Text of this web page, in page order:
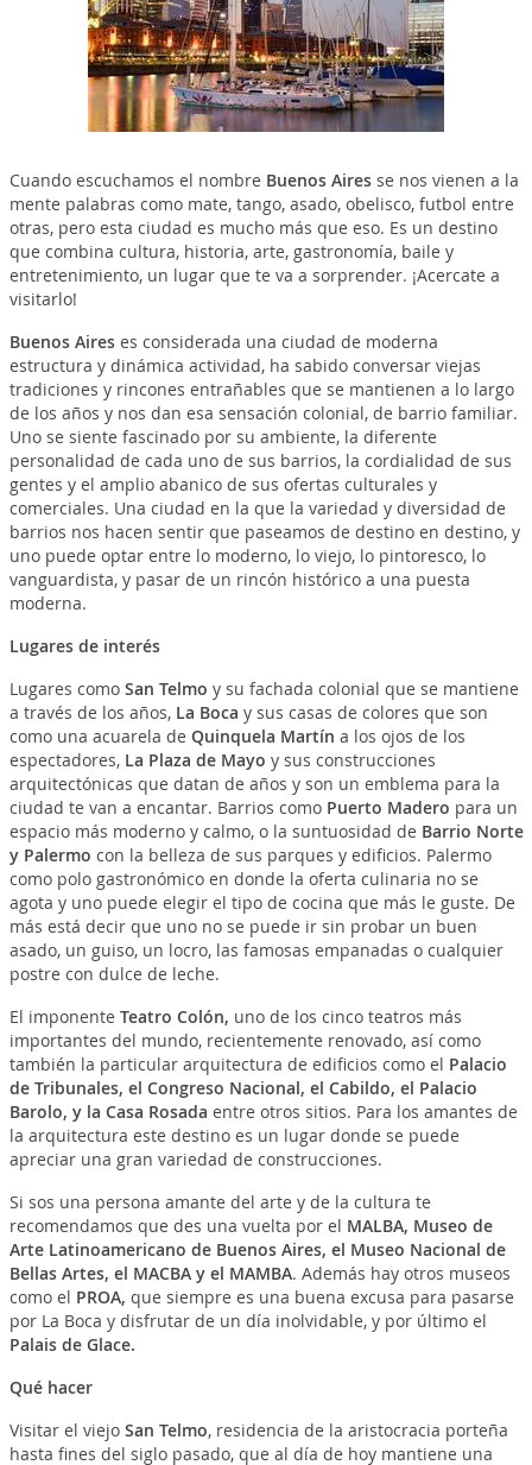
Cuando escuchamos el nombre Buenos Airesse nos vienen a la
mente palabras como mate, tango, asado, obelisco, futbol entre
otras, pero esta ciudad es mucho más que eso. Es un destino
que combina cultura, historia, arte, gastronomía, baile y
entretenimiento, un lugar que te va a sorprender. ¡Acercate a
visitarlo!
Buenos Aireses considerada una ciudad de moderna
estructura y dinámica actividad, ha sabido conversar viejas
tradiciones y rincones entrañables que se mantienen a lo largo
de los años y nos dan esa sensación colonial, de barrio familiar.
Uno se siente fascinado por su ambiente, la diferente
personalidad de cada uno de sus barrios, la cordialidad de sus
gentes y el amplio abanico de sus ofertas culturales y
comerciales. Una ciudad en la que la variedad y diversidad de
barrios nos hacen sentir que paseamos de destino en destino, y
uno puede optar entre lo moderno, lo viejo, lo pintoresco, lo
vanguardista, y pasar de un rincón histórico a una puesta
moderna.
Lugares de interés
Lugares como San Telmo y su fachada colonial que se mantiene
a través de los años, La Boca y sus casas de colores que son
como una acuarela de Quinquela Martín a los ojos de los
espectadores, La Plaza de Mayo y sus construcciones
arquitectónicas que datan de años y son un emblema para la
ciudad te van a encantar. Barrios como Puerto Madero para un
espacio más moderno y calmo, o la suntuosidad de Barrio Norte
y Palermo con la belleza de sus parques y edificios. Palermo
como polo gastronómico en donde la oferta culinaria no se
agota y uno puede elegir el tipo de cocina que más le guste. De
más está decir que uno no se puede ir sin probar un buen
asado, un guiso, un locro, las famosas empanadas o cualquier
postre con dulce de leche.
El imponente Teatro Colón, uno de los cinco teatros más
importantes del mundo, recientemente renovado, así como
también la particular arquitectura de edificios como el Palacio
de Tribunales, el Congreso Nacional, el Cabildo, el Palacio
Barolo, y la Casa Rosada entre otros sitios. Para los amantes de
la arquitectura este destino es un lugar donde se puede
apreciar una gran variedad de construcciones.
Si sos una persona amante del arte y de la cultura te
recomendamos que des una vuelta por el MALBA, Museo de
Arte Latinoamericano de Buenos Aires, el Museo Nacional de
Bellas Artes, el MACBA y el MAMBA. Además hay otros museos
como el PROA, que siempre es una buena excusa para pasarse
por La Boca y disfrutar de un día inolvidable, y por último el
Palais de Glace.
Qué hacer
Visitar el viejoSan Telmo, residencia de la aristocracia porteña
hasta fines del siglo pasado, que al día de hoy mantiene una